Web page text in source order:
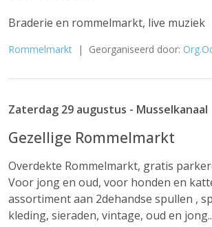
Braderie en rommelmarkt, live muziek
Rommelmarkt | Georganiseerd door:
Zaterdag 29 augustus - Musselkanaal
Gezellige Rommelmarkt
Overdekte Rommelmarkt, gratis
Voor jong en oud, voor honden en
assortiment aan 2dehandse spullen ,
kleding, sieraden, vintage, oud en